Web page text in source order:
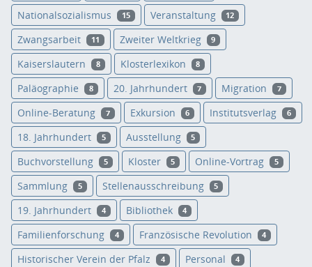
Nationalsozialismus 15 Veranstaltung 12
Zwangsarbeit 11 Zweiter Weltkrieg 9
Kaiserslautern 8 Klosterlexikon 8
Paläographie 8 20. Jahrhundert 7 Migration 7
Online-Beratung 7 Exkursion 6 Institutsverlag 6
18. Jahrhundert 5 Ausstellung 5
Buchvorstellung 5 Kloster 5 Online-Vortrag 5
Sammlung 5 Stellenausschreibung 5
19. Jahrhundert 4 Bibliothek 4
Familienforschung 4 Französische Revolution 4
Historischer Verein der Pfalz 4 Personal 4